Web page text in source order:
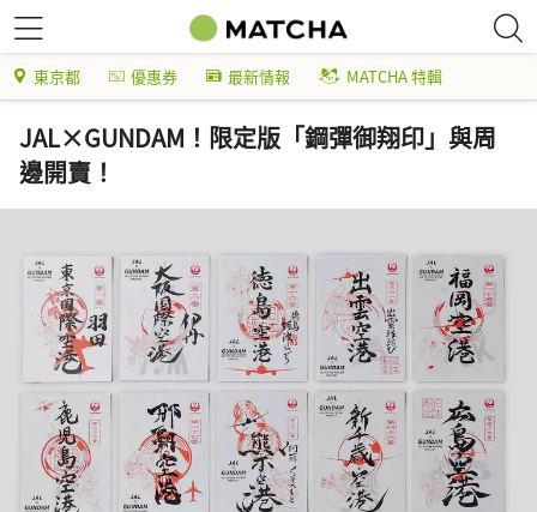
東京都 優惠券 最新情報 MATCHA 特輯
JAL×GUNDAM！限定版「鋼彈御翔印」與周
邊開賣！